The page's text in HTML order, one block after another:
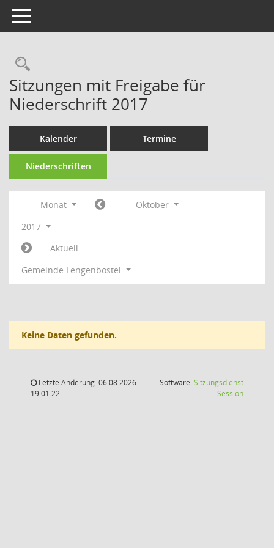
Toggle navigation
Rechercheauswahl
Sitzungen mit Freigabe für
Niederschrift 2017
Kalender Termine
Niederschriften
Monat
Oktober
2017
Aktuell
Gemeinde Lengenbostel
Keine Daten gefunden.
Letzte Änderung: 06.08.2026
19:01:22
Software:Sitzungsdienst
Session(Wird in